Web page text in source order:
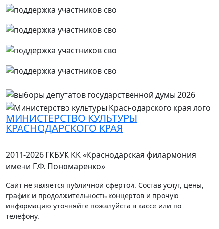
МИНИСТЕРСТВО КУЛЬТУРЫ
КРАСНОДАРСКОГО КРАЯ
2011-2026 ГКБУК КК «Краснодарская филармония
имени Г.Ф. Пономаренко»
Сайт не является публичной офертой. Состав услуг, цены,
график и продолжительность концертов и прочую
информацию уточняйте пожалуйста в кассе или по
телефону.